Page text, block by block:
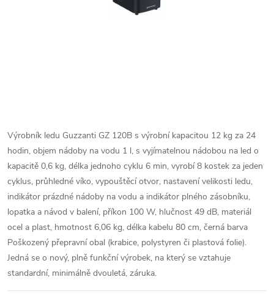
Výrobník ledu Guzzanti GZ 120B s výrobní kapacitou 12 kg za 24
hodin, objem nádoby na vodu 1 l, s vyjímatelnou nádobou na led o
kapacitě 0,6 kg, délka jednoho cyklu 6 min, vyrobí 8 kostek za jeden
cyklus, průhledné víko, vypouštěcí otvor, nastavení velikosti ledu,
indikátor prázdné nádoby na vodu a indikátor plného zásobníku,
lopatka a návod v balení, příkon 100 W, hlučnost 49 dB, materiál
ocel a plast, hmotnost 6,06 kg, délka kabelu 80 cm, černá barva
Poškozený přepravní obal (krabice, polystyren či plastová folie).
Jedná se o nový, plně funkční výrobek, na který se vztahuje
standardní, minimálně dvouletá, záruka.